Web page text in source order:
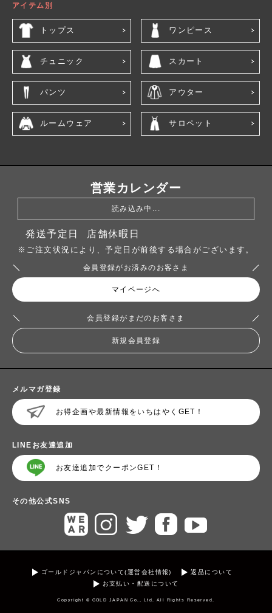
アイテム別
トップス ワンピース
チュニック スカート
パンツ アウター
ルームウェア サロペット
営業カレンダー
読み込み中...
発送予定日 店舗休暇日
※ご注文状況により、予定日が前後する場合がございます。
会員登録がお済みのお客さま
マイページへ
会員登録がまだのお客さま
新規会員登録
メルマガ登録
お得企画や最新情報をいちはやくGET！
LINEお友達追加
お友達追加でクーポンGET！
その他公式SNS
ゴールドジャパンについて(運営会社情報)
返品について
お支払い・配送について
Copyright © GOLD JAPAN Co., Ltd. All Rights Reserved.